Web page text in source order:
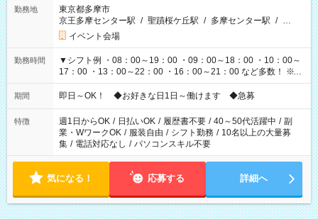
勤務地
東京都多摩市
京王多摩センター駅 / 聖蹟桜ケ丘駅 / 多摩センター駅 / …
イベント会場
勤務時間
▼シフト例 ・08：00～19：00 ・09：00～18：00 ・10：00～
17：00 ・13：00～22：00 ・16：00～21：00 など多数！ ※お
仕事により勤務時間が異なります
期間 即日～OK！ ◆お好きな日1日～働けます ◆急募
特徴 週1日からOK / 日払いOK / 履歴書不要 / 40～50代活躍中 / 副
業・WワークOK / 服装自由 / シフト勤務 / 10名以上の大量募
集 / 電話対応なし / パソコンスキル不要
気になる！ 応募する 詳細へ